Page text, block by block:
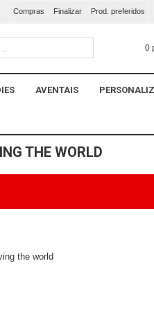
Compras Finalizar Prod. preferidos
0
AVENTAIS
THE WORLD
the world